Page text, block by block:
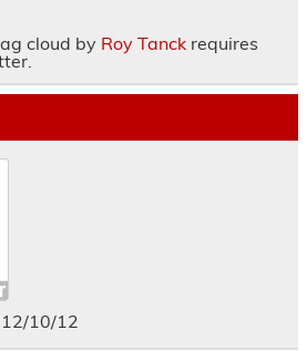
cloud by Roy Tanckrequires
12/10/12